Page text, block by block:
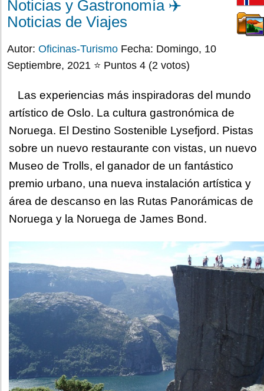
Noticias y Gastronomía ✈️
Noticias de Viajes
Autor: Oficinas-Turismo Fecha: Domingo, 10
Septiembre, 2021 ⭐ Puntos 4 (2 votos)
Las experiencias más inspiradoras del mundo
artístico de Oslo. La cultura gastronómica de
Noruega. El Destino Sostenible Lysefjord. Pistas
sobre un nuevo restaurante con vistas, un nuevo
Museo de Trolls, el ganador de un fantástico
premio urbano, una nueva instalación artística y
área de descanso en las Rutas Panorámicas de
Noruega y la Noruega de James Bond.